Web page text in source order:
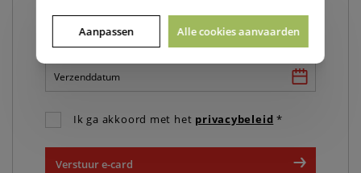
Verzenddatum:
Ik ga akkoord met het privacybeleid *
Verstuur e-card
Aanpassen Alle cookies aanvaarden